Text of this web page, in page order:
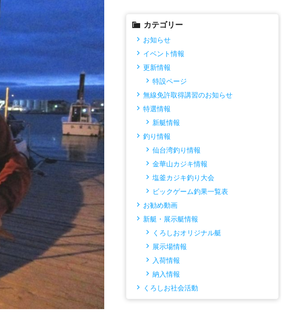
カテゴリー
お知らせ
イベント情報
更新情報
特設ページ
無線免許取得講習のお知らせ
特選情報
新艇情報
釣り情報
仙台湾釣り情報
金華山カジキ情報
塩釜カジキ釣り大会
ビックゲーム釣果一覧表
お勧め動画
新艇・展示艇情報
くろしおオリジナル艇
展示場情報
入荷情報
納入情報
くろしお社会活動